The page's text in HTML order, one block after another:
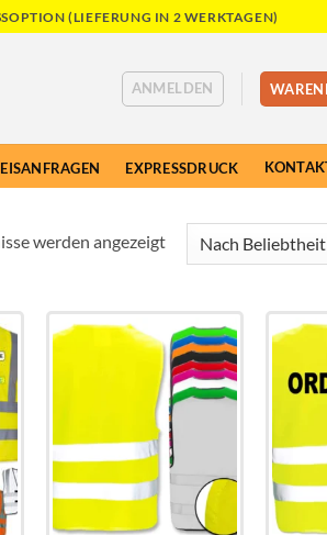
(LIEFERUNG IN 2 WERKTAGEN)
ANMELDEN
EXPRESSDRUCK
werden angezeigtNach
Beliebtheit
Add to
wishlist